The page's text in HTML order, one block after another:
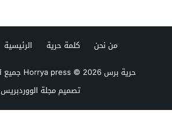
من نحن كلمة حرية الرئيسية
حرية برس Horrya press© 2026 جميع الحقوق محفوظة.
تصميممجلة الووردبريس